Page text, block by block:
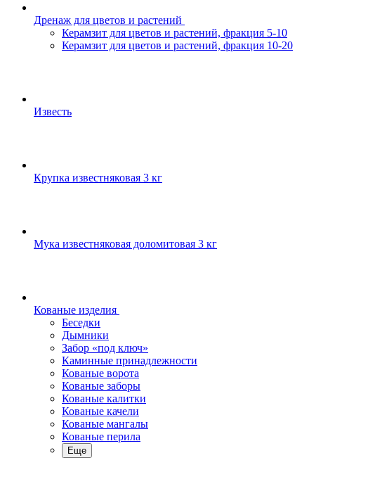
Дренаж для цветов и растений
Керамзит для цветов и растений, фракция 5-10
Керамзит для цветов и растений, фракция 10-20
Известь
Крупка известняковая 3 кг
Мука известняковая доломитовая 3 кг
Кованые изделия
Беседки
Дымники
Забор «под ключ»
Каминные принадлежности
Кованые ворота
Кованые заборы
Кованые калитки
Кованые качели
Кованые мангалы
Кованые перила
Еще